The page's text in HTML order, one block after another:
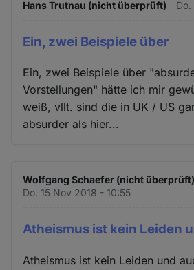
Hans Trutnau (nicht überprüft)
Ein, zwei Beispiele über
Ein, zwei Beispiele über
Vorstellungen" hätte ich mir
weiß, vllt. sind die in UK / US
absurder als hier...
Wolfgang Schaefer (nicht überprüft)
Do. 15 Nov 2018 - 10:55
Atheismus ist kein Leiden
Atheismus ist kein Leiden und